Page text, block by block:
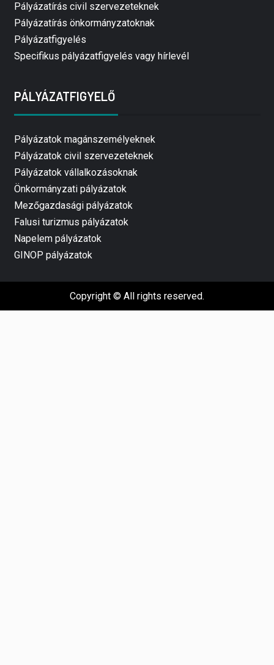
Pályázatírás civil szervezeteknek
Pályázatírás önkormányzatoknak
Pályázatfigyelés
Specifikus pályázatfigyelés vagy hírlevél
PÁLYÁZATFIGYELŐ
Pályázatok magánszemélyeknek
Pályázatok civil szervezeteknek
Pályázatok vállalkozásoknak
Önkormányzati pályázatok
Mezőgazdasági pályázatok
Falusi turizmus pályázatok
Napelem pályázatok
GINOP pályázatok
Copyright © All rights reserved.